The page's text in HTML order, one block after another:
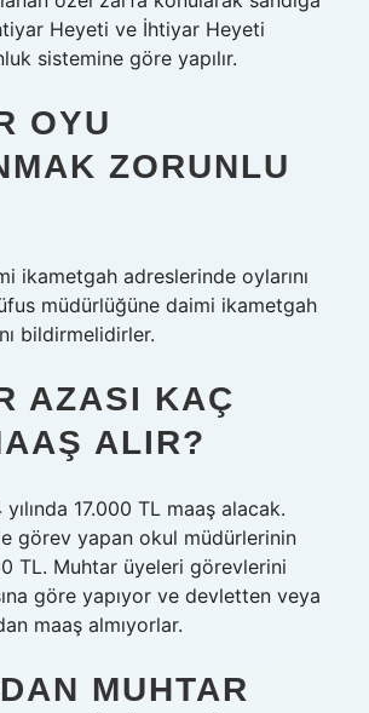
Heyeti ve İhtiyar Heyeti
sistemine göre yapılır.
OYU
ZORUNLU
ikametgah adreslerinde oylarını
müdürlüğüne daimi ikametgah
bildirmelidirler.
AZASI KAÇ
ALIR?
17.000 TL maaş alacak.
görev yapan okul müdürlerinin
TL. Muhtar üyeleri görevlerini
göre yapıyor ve devletten veya
maaş almıyorlar.
MUHTAR